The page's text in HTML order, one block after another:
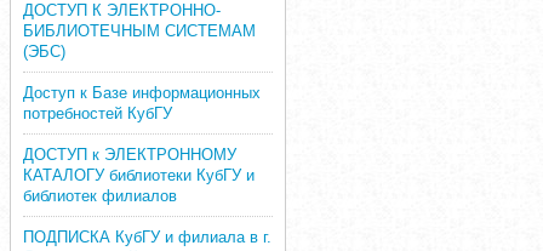
ДОСТУП К ЭЛЕКТРОННО-
БИБЛИОТЕЧНЫМ СИСТЕМАМ
(ЭБС)
Доступ к Базе информационных
потребностей КубГУ
ДОСТУП к ЭЛЕКТРОННОМУ
КАТАЛОГУ библиотеки КубГУ и
библиотек филиалов
ПОДПИСКА КубГУ и филиала в г.